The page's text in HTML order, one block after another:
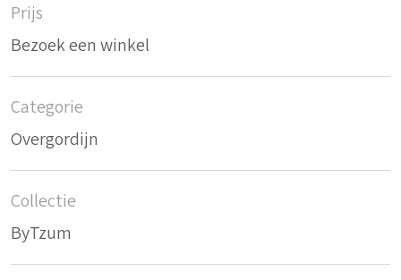
Prijs
Bezoek een winkel
Categorie
Overgordijn
Collectie
ByTzum